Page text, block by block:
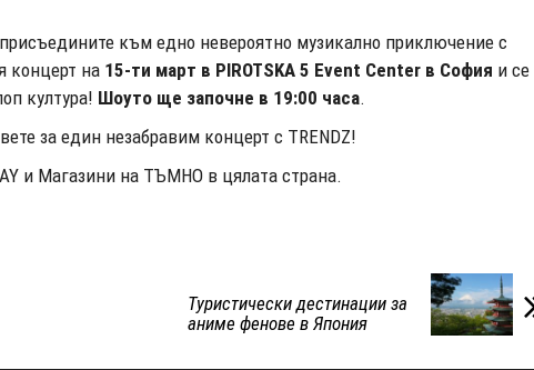
към едно невероятно музикално приключение с
концерт на 15-ти март в PIROTSKA 5 Event Center в София и се
култура! Шоуто ще започне в 19:00 часа.
за един незабравим концерт с TRENDZ!
и Магазини на ТЪМНО в цялата страна.
Туристически дестинации за
аниме фенове в Япония